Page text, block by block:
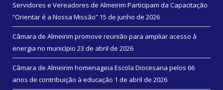
Servidores e Vereadores de Almeirim Participam da Capacitação
“Orientar é a Nossa Missão” 15 de junho de 2026
Câmara de Almeirim promove reunião para ampliar acesso à
energia no município 23 de abril de 2026
Câmara de Almeirim homenageia Escola Diocesana pelos 66
anos de contribuição à educação 1 de abril de 2026